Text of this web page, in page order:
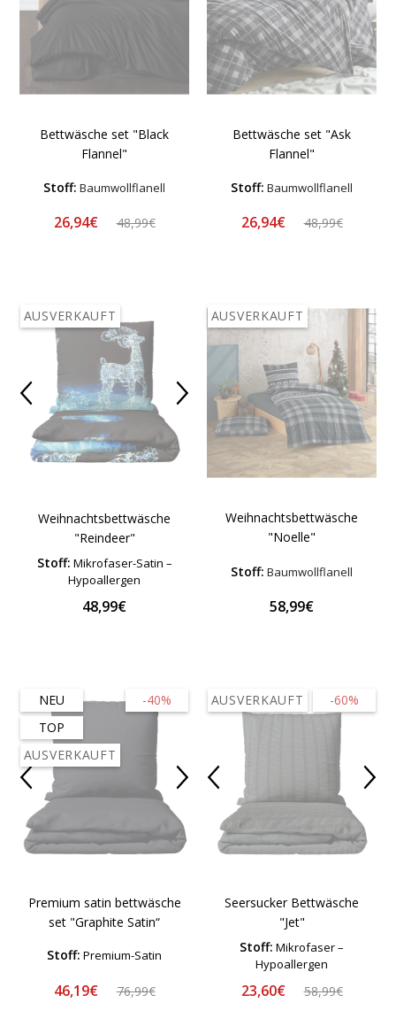
Bettwäsche set "Black
Flannel"
Stoff: Baumwollflanell
26,94€ 48,99€
Bettwäsche set "Ask
Flannel"
Stoff: Baumwollflanell
26,94€ 48,99€
AUSVERKAUFT
Weihnachtsbettwäsche
"Reindeer"
Stoff: Mikrofaser-Satin –
Hypoallergen
48,99€
AUSVERKAUFT
Weihnachtsbettwäsche
"Noelle"
Stoff: Baumwollflanell
58,99€
-40%
NEU
TOP
AUSVERKAUFT
Premium satin bettwäsche
set "Graphite Satin“
Stoff: Premium-Satin
46,19€ 76,99€
-60%
AUSVERKAUFT
Seersucker Bettwäsche
"Jet"
Stoff: Mikrofaser –
Hypoallergen
23,60€ 58,99€